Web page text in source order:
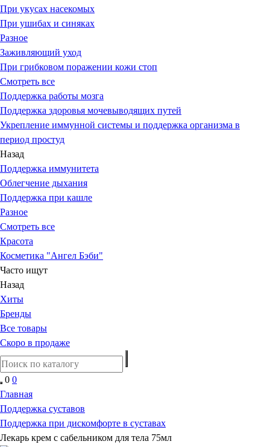
При укусах насекомых
При ушибах и синяках
Разное
Заживляющий уход
При грибковом поражении кожи стоп
Смотреть все
Поддержка работы мозга
Поддержка здоровья мочевыводящих путей
Укрепление иммунной системы и поддержка организма в
период простуд
Назад
Поддержка иммунитета
Облегчение дыхания
Поддержка при кашле
Разное
Смотреть все
Красота
Косметика "Ангел Бэби"
Часто ищут
Назад
Хиты
Бренды
Все товары
Скоро в продаже
0 0
Главная
Поддержка суставов
Поддержка при дискомфорте в суставах
Лекарь крем с сабельником для тела 75мл